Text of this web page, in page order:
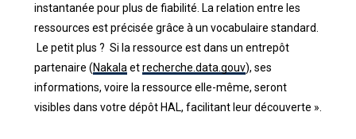
instantanée pour plus de fiabilité. La relation entre les
ressources est précisée grâce à un vocabulaire standard.
Le petit plus ? Si la ressource est dans un entrepôt
partenaire (Nakala etrecherche.data.gouv), ses
informations, voire la ressource elle-même, seront
visibles dans votre dépôt HAL, facilitant leur découverte ».